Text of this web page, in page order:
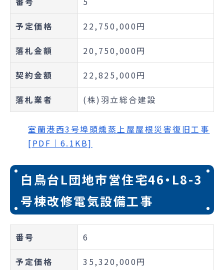
予定価格 22,750,000円
落札金額 20,750,000円
契約金額 22,825,000円
落札業者 (株)羽立総合建設
室蘭港西3号埠頭燻蒸上屋屋根災害復旧工事
[PDF｜6.1KB]
白鳥台L団地市営住宅46・L8-3
号棟改修電気設備工事
番号 6
予定価格 35,320,000円